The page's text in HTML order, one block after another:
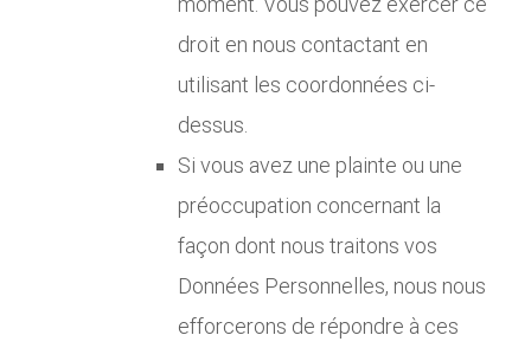
droit en nous contactant en
utilisant les coordonnées ci-
dessus.
Si vous avez une plainte ou une
préoccupation concernant la
façon dont nous traitons vos
Données Personnelles, nous nous
efforcerons de répondre à ces